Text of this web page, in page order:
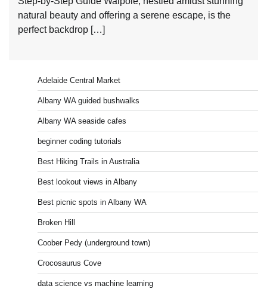
natural beauty and offering a serene escape, is the
perfect backdrop […]
Adelaide Central Market
Albany WA guided bushwalks
Albany WA seaside cafes
beginner coding tutorials
Best Hiking Trails in Australia
Best lookout views in Albany
Best picnic spots in Albany WA
Broken Hill
Coober Pedy (underground town)
Crocosaurus Cove
data science vs machine learning